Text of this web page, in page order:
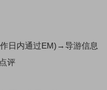
日内通过EM)→导游信息
评